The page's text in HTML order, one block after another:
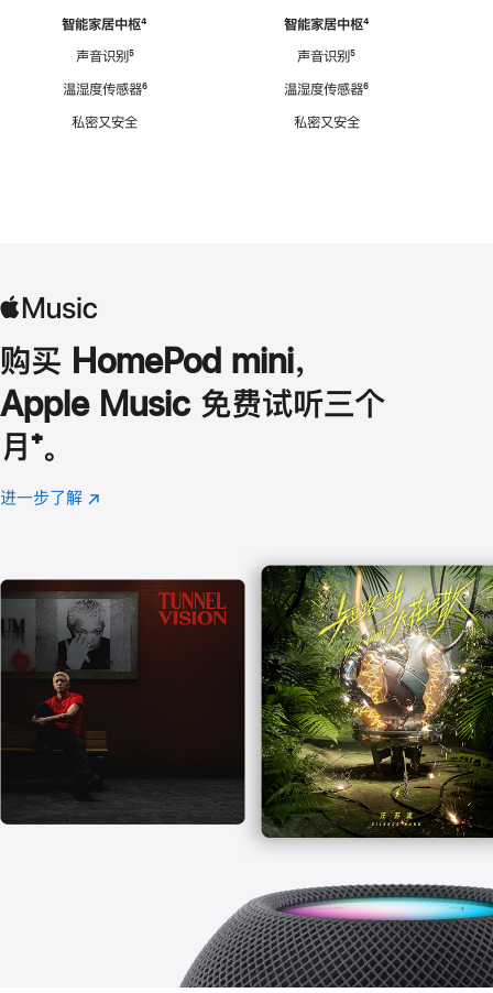
智能家居中枢脚
⁴
声音识别脚
⁵
温湿度传感器脚
⁶
私密又安全
智能家居中枢脚
⁴
声音识别脚
⁵
温湿度传感器脚
⁶
私密又安全
购买 HomePod mini，
Apple Music 免费试听三个
月 脚
注
⁺。
进一步了解 Apple
(在
口
中
打
开)